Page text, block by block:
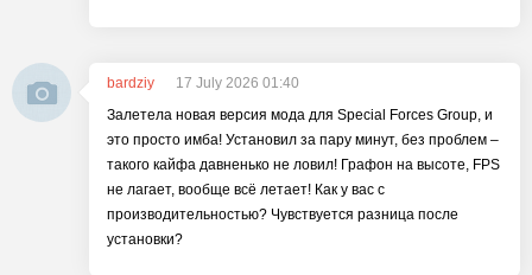
bardziy
17 July 2026 01:40
Залетела новая версия мода для Special Forces Group, и
это просто имба! Установил за пару минут, без проблем –
такого кайфа давненько не ловил! Графон на высоте, FPS
не лагает, вообще всё летает! Как у вас с
производительностью? Чувствуется разница после
установки?